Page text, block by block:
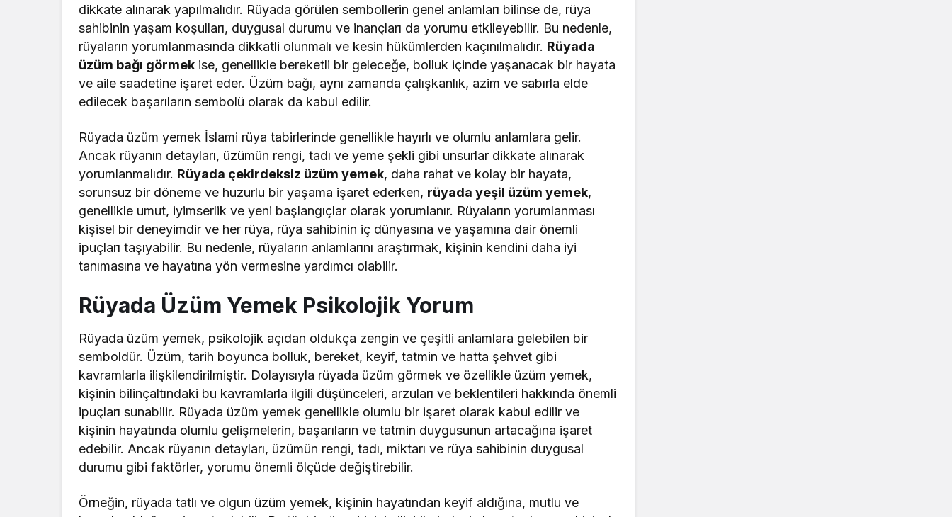
dikkate alınarak yapılmalıdır. Rüyada görülen sembollerin genel anlamları bilinse de, rüya
sahibinin yaşam koşulları, duygusal durumu ve inançları da yorumu etkileyebilir. Bu nedenle,
rüyaların yorumlanmasında dikkatli olunmalı ve kesin hükümlerden kaçınılmalıdır. Rüyada
üzüm bağı görmek ise, genellikle bereketli bir geleceğe, bolluk içinde yaşanacak bir hayata
ve aile saadetine işaret eder. Üzüm bağı, aynı zamanda çalışkanlık, azim ve sabırla elde
edilecek başarıların sembolü olarak da kabul edilir.
Rüyada üzüm yemek İslami rüya tabirlerinde genellikle hayırlı ve olumlu anlamlara gelir.
Ancak rüyanın detayları, üzümün rengi, tadı ve yeme şekli gibi unsurlar dikkate alınarak
yorumlanmalıdır. Rüyada çekirdeksiz üzüm yemek, daha rahat ve kolay bir hayata,
sorunsuz bir döneme ve huzurlu bir yaşama işaret ederken, rüyada yeşil üzüm yemek,
genellikle umut, iyimserlik ve yeni başlangıçlar olarak yorumlanır. Rüyaların yorumlanması
kişisel bir deneyimdir ve her rüya, rüya sahibinin iç dünyasına ve yaşamına dair önemli
ipuçları taşıyabilir. Bu nedenle, rüyaların anlamlarını araştırmak, kişinin kendini daha iyi
tanımasına ve hayatına yön vermesine yardımcı olabilir.
Rüyada Üzüm Yemek Psikolojik Yorum
Rüyada üzüm yemek, psikolojik açıdan oldukça zengin ve çeşitli anlamlara gelebilen bir
semboldür. Üzüm, tarih boyunca bolluk, bereket, keyif, tatmin ve hatta şehvet gibi
kavramlarla ilişkilendirilmiştir. Dolayısıyla rüyada üzüm görmek ve özellikle üzüm yemek,
kişinin bilinçaltındaki bu kavramlarla ilgili düşünceleri, arzuları ve beklentileri hakkında önemli
ipuçları sunabilir. Rüyada üzüm yemek genellikle olumlu bir işaret olarak kabul edilir ve
kişinin hayatında olumlu gelişmelerin, başarıların ve tatmin duygusunun artacağına işaret
edebilir. Ancak rüyanın detayları, üzümün rengi, tadı, miktarı ve rüya sahibinin duygusal
durumu gibi faktörler, yorumu önemli ölçüde değiştirebilir.
Örneğin, rüyada tatlı ve olgun üzüm yemek, kişinin hayatından keyif aldığına, mutlu ve